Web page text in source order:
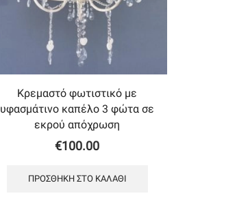
Κρεμαστό φωτιστικό με
υφασμάτινο καπέλο 3 φώτα σε
εκρού απόχρωση
€100.00
ΠΡΟΣΘΉΚΗ ΣΤΟ ΚΑΛΆΘΙ